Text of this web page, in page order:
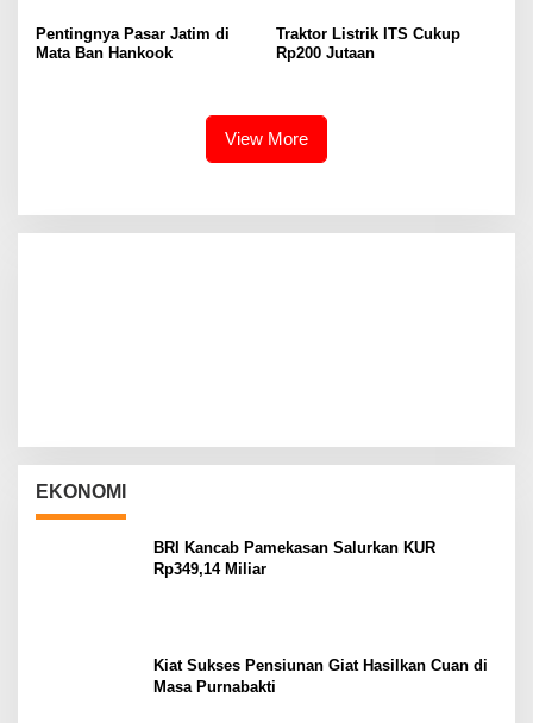
Pentingnya Pasar Jatim di
Mata Ban Hankook
Traktor Listrik ITS Cukup
Rp200 Jutaan
View More
EKONOMI
BRI Kancab Pamekasan Salurkan KUR
Rp349,14 Miliar
Kiat Sukses Pensiunan Giat Hasilkan Cuan di
Masa Purnabakti